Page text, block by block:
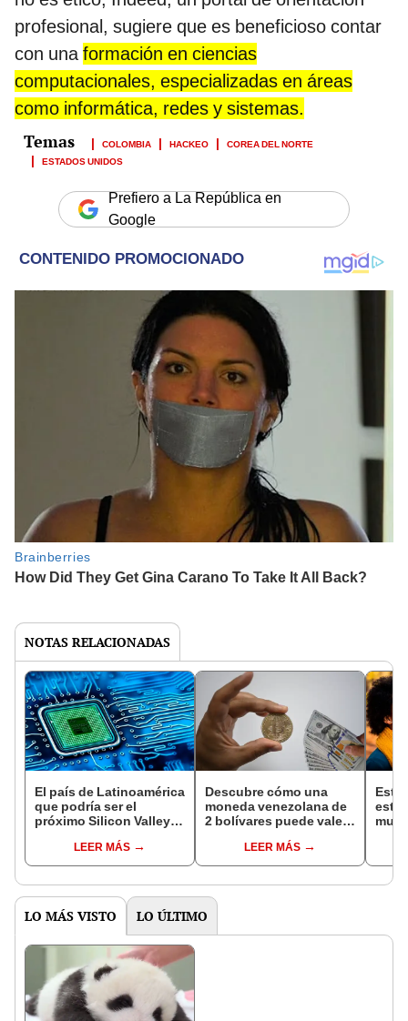
profesional, sugiere que es beneficioso contar
con una formación en ciencias
computacionales, especializadas en áreas
como informática, redes y sistemas.
COLOMBIA HACKEO
COREA DEL NORTE
ESTADOS UNIDOS
Prefiero a La República en
Google
NOTAS RELACIONADAS
El país de Latinoamérica
que podría ser el
próximo Silicon Valley:
EE.UU. para desplazar a
China
LEER MÁS
Descubre cómo una
moneda venezolana de
2 bolívares puede valer
LEER MÁS
Este
LO MÁS VISTO LO ÚLTIMO